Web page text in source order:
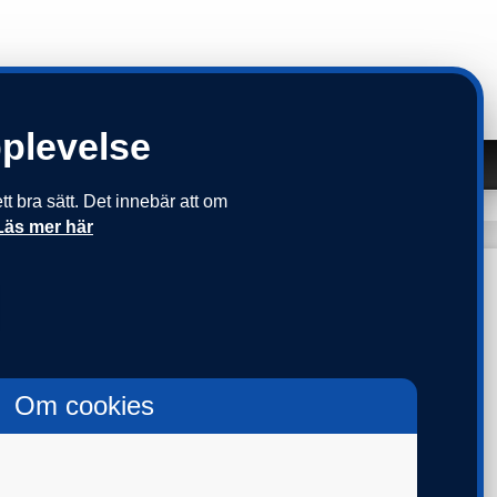
bra sätt. Det innebär att om
mer här
Om cookies
Om oss Kontakt
KAP-KL PPA 07 PPA 13 SKANDIAPLAN 2